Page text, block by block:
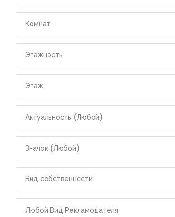
|-Область Красного моря (Эль-Бахр-эль-
Ахмар)
|-Индонезия
|-Область Бали
|-Денпасар
|-Испания
|-Область Аликанте
|-Аликанте
Комнат
Этажность
Этаж
Актуальность (Любой)
Значок (Любой)
Вид собственности
Любой Вид Рекламодателя
Forgot Password?